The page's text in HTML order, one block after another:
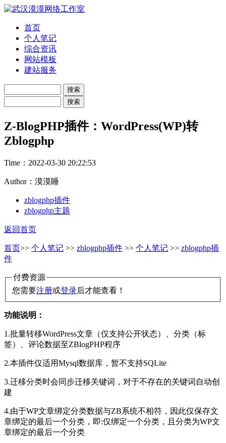
首页
个人笔记
综合资讯
网站模板
建站服务
Z-BlogPHP插件：WordPress(WP)转
Zblogphp
Time： 2022-03-30 20:22:53
Author：漠漠睡
zblogphp插件
zblogphp主题
返回首页
首页>> 个人笔记 >> zblogphp插件 >> 个人笔记 >> zblogphp插
件
付费资源
您需要注册或登录后才能查看！
功能说明：
1.批量转移WordPress文章（仅支持公开状态）、分类（标
签）、评论数据至ZBlogPHP程序
2.本插件仅适用Mysql数据库，暂不支持SQLite
3.迁移分类时会同步迁移关键词，对于不存在的关键词自动创
建
4.由于WP文章绑定分类数据与ZB系统不相符，因此仅保存文
章绑定的最后一个分类，即:仅绑定一个分类，且分类为WP文
章绑定的最后一个分类